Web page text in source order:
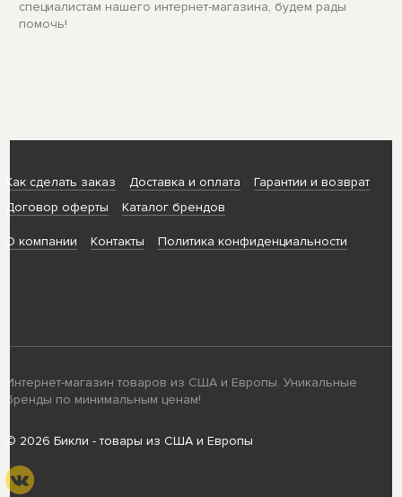
специалистам нашего интернет-магазина, будем рады
помочь!
Как сделать заказ Доставка и оплата
Гарантии и возврат
Договор оферты
Каталог брендов
О компании Контакты Политика конфиденциальности
Интернет-магазин товаров из США и Европы. Уникальные
бренды по минимальным ценам!
© 2026 Бикли - товары из США и Европы